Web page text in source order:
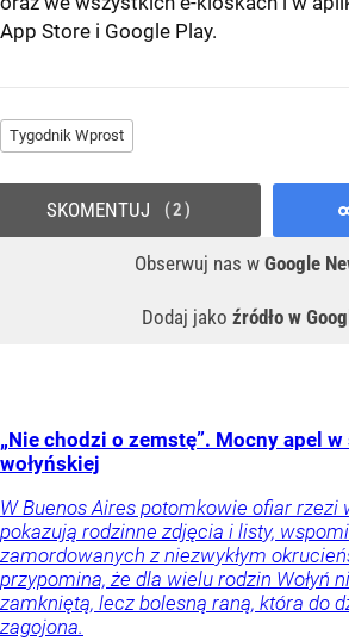
App Store i Google Play.
Tygodnik Wprost
Obserwuj nas w Google
Dodaj jako źródło w
SKOMENTUJ 2
„Nie chodzi o zemstę”. Mocny apel
wołyńskiej
W Buenos Aires potomkowie ofiar rzezi
pokazują rodzinne zdjęcia i listy,
zamordowanych z niezwykłym
przypomina, że dla wielu rodzin Wołyń
zamkniętą, lecz bolesną raną, która do
zagojona.